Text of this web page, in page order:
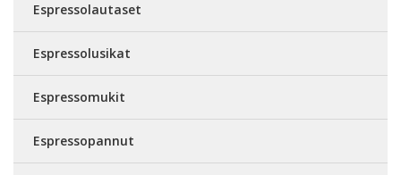
Espressolautaset
Espressolusikat
Espressomukit
Espressopannut